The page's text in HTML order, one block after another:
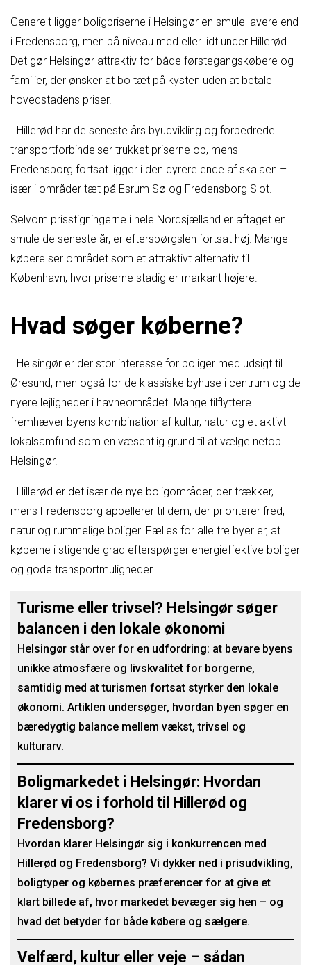
Generelt ligger boligpriserne i Helsingør en smule lavere end
i Fredensborg, men på niveau med eller lidt under Hillerød.
Det gør Helsingør attraktiv for både førstegangskøbere og
familier, der ønsker at bo tæt på kysten uden at betale
hovedstadens priser.
I Hillerød har de seneste års byudvikling og forbedrede
transportforbindelser trukket priserne op, mens
Fredensborg fortsat ligger i den dyrere ende af skalaen –
især i områder tæt på Esrum Sø og Fredensborg Slot.
Selvom prisstigningerne i hele Nordsjælland er aftaget en
smule de seneste år, er efterspørgslen fortsat høj. Mange
købere ser området som et attraktivt alternativ til
København, hvor priserne stadig er markant højere.
Hvad søger køberne?
I Helsingør er der stor interesse for boliger med udsigt til
Øresund, men også for de klassiske byhuse i centrum og de
nyere lejligheder i havneområdet. Mange tilflyttere
fremhæver byens kombination af kultur, natur og et aktivt
lokalsamfund som en væsentlig grund til at vælge netop
Helsingør.
I Hillerød er det især de nye boligområder, der trækker,
mens Fredensborg appellerer til dem, der prioriterer fred,
natur og rummelige boliger. Fælles for alle tre byer er, at
køberne i stigende grad efterspørger energieffektive boliger
og gode transportmuligheder.
Turisme eller trivsel? Helsingør søger
balancen i den lokale økonomi
Helsingør står over for en udfordring: at bevare byens
unikke atmosfære og livskvalitet for borgerne,
samtidig med at turismen fortsat styrker den lokale
økonomi. Artiklen undersøger, hvordan byen søger en
bæredygtig balance mellem vækst, trivsel og
kulturarv.
Boligmarkedet i Helsingør: Hvordan
klarer vi os i forhold til Hillerød og
Fredensborg?
Hvordan klarer Helsingør sig i konkurrencen med
Hillerød og Fredensborg? Vi dykker ned i prisudvikling,
boligtyper og købernes præferencer for at give et
klart billede af, hvor markedet bevæger sig hen – og
hvad det betyder for både købere og sælgere.
Velfærd, kultur eller veje – sådan